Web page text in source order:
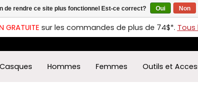
GRATUITEsur les commandes de plus de 74$*. Tous
Casques Hommes Femmes Outils et
de rendre ce site plus fonctionnel Est-ce correct? Oui Non